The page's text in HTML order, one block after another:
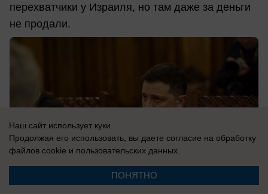
перехватчики у Израиля, но там даже за деньги
не продали.
Наш сайт использует куки.
Продолжая его использовать, вы даете согласие на обработку
файлов cookie и пользовательских данных.
ПОНЯТНО